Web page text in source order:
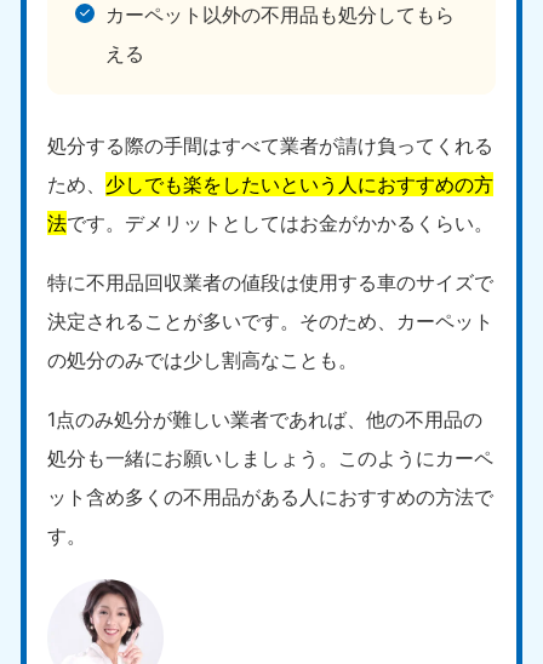
カーペット以外の不用品も処分してもら
える
処分する際の手間はすべて業者が請け負ってくれる
ため、 少しでも楽をしたいという人におすすめの方
法です。デメリットとしてはお金がかかるくらい。
特に不用品回収業者の値段は使用する車のサイズで
決定されることが多いです。そのため、カーペット
の処分のみでは少し割高なことも。
1点のみ処分が難しい業者であれば、他の不用品の
処分も一緒にお願いしましょう。このようにカーペ
ット含め多くの不用品がある人におすすめの方法で
す。